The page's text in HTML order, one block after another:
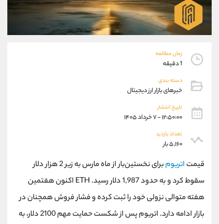
زمان مطالعه
1 دقیقه
دسته بندی
خبرهای بازار ارز دیجیتال
تاریخ انتشار
۱۲:۵۰:۰۰ - ۷ خرداد ۱۴۰۵
تعداد بازدید
۵,۱۶۰ بار
قیمت اتریوم
برای نخستین‌بار از ماه مارس به زیر 2 هزار دلار
سقوط کرد و به حدود 1,987 دلار رسید. ETH اکنون هفتمین
هفته متوالی نزولی خود را ثبت کرده و فشار فروش همچنان در
بازار ادامه دارد. اتریوم پس از شکست حمایت مهم 2100 دلار، به
09101364784
واتساپ شروع گفتگو
تلگرام @Armteam_admin_104
پشتیبان فروش
موبایل
واتساپ
تلگرام
داخلی
اطلاعات تماس
021-22021030
بدون پیش شماره 90001030
اینستاگرام @alireza.mehrabii
کانال تلگرام @alirezamehrabi_com